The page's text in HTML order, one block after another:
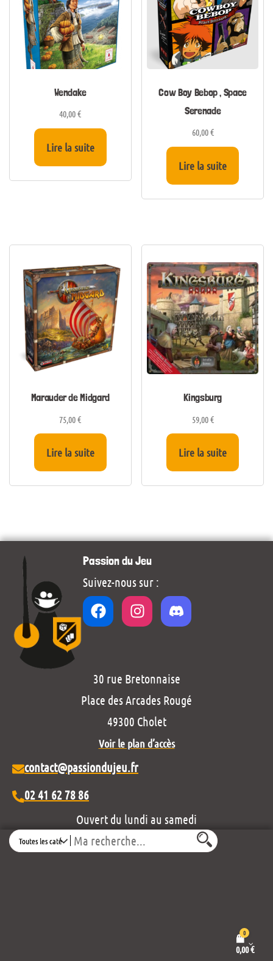
Search
0
0,00€
Wendake
40,00€
Lire la suite
Cow Boy Bebop , Space
Serenade
60,00€
Lire la suite
Marauder de Midgard
75,00€
Lire la suite
Kingsburg
59,00€
Lire la suite
Passion du Jeu
Suivez-nous sur :
30 rue Bretonnaise
Place des Arcades Rougé
49300 Cholet
Voir le plan d’accès
contact@passiondujeu.fr
02 41 62 78 86
Ouvert du lundi au samedi
de 10h00 à 19h30